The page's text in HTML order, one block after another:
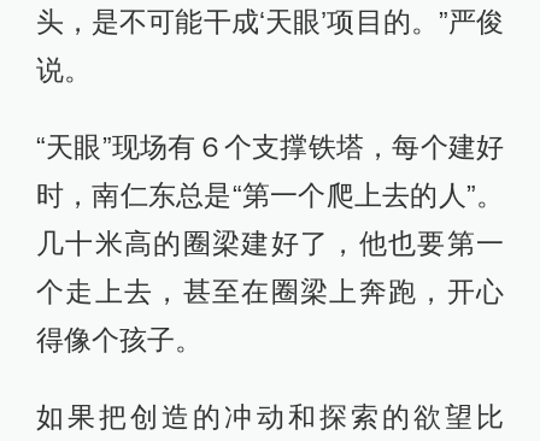
头，是不可能干成‘天眼’项目的。”严俊
说。
“天眼”现场有６个支撑铁塔，每个建好
时，南仁东总是“第一个爬上去的人”。
几十米高的圈梁建好了，他也要第一
个走上去，甚至在圈梁上奔跑，开心
得像个孩子。
如果把创造的冲动和探索的欲望比